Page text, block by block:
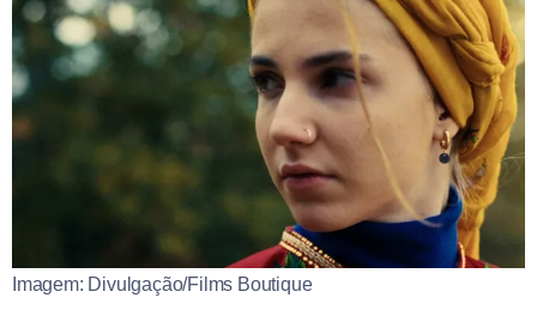
Imagem: Divulgação/Films Boutique